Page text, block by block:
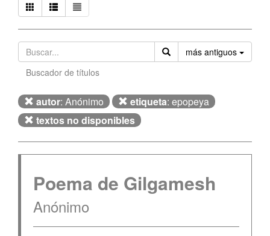
más antiguos
Buscador de títulos
autor: Anónimo etiqueta: epopeya
textos no disponibles
Poema de Gilgamesh
Anónimo